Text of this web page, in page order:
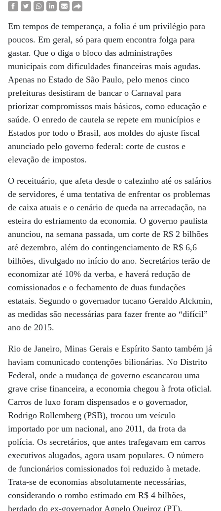
Em tempos de temperança, a folia é um privilégio para
poucos. Em geral, só para quem encontra folga para
gastar. Que o diga o bloco das administrações
municipais com dificuldades financeiras mais agudas.
Apenas no Estado de São Paulo, pelo menos cinco
prefeituras desistiram de bancar o Carnaval para
priorizar compromissos mais básicos, como educação e
saúde. O enredo de cautela se repete em municípios e
Estados por todo o Brasil, aos moldes do ajuste fiscal
anunciado pelo governo federal: corte de custos e
elevação de impostos.
O receituário, que afeta desde o cafezinho até os salários
de servidores, é uma tentativa de enfrentar os problemas
de caixa atuais e o cenário de queda na arrecadação, na
esteira do esfriamento da economia. O governo paulista
anunciou, na semana passada, um corte de R$ 2 bilhões
até dezembro, além do contingenciamento de R$ 6,6
bilhões, divulgado no início do ano. Secretários terão de
economizar até 10% da verba, e haverá redução de
comissionados e o fechamento de duas fundações
estatais. Segundo o governador tucano Geraldo Alckmin,
as medidas são necessárias para fazer frente ao “difícil”
ano de 2015.
Rio de Janeiro, Minas Gerais e Espírito Santo também já
haviam comunicado contenções bilionárias. No Distrito
Federal, onde a mudança de governo escancarou uma
grave crise financeira, a economia chegou à frota oficial.
Carros de luxo foram dispensados e o governador,
Rodrigo Rollemberg (PSB), trocou um veículo
importado por um nacional, ano 2011, da frota da
polícia. Os secretários, que antes trafegavam em carros
executivos alugados, agora usam populares. O número
de funcionários comissionados foi reduzido à metade.
Trata-se de economias absolutamente necessárias,
considerando o rombo estimado em R$ 4 bilhões,
herdado do ex-governador Agnelo Queiroz (PT).